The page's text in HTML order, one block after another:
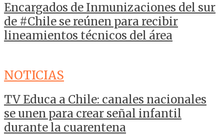
Encargados de Inmunizaciones del sur
de #Chile se reúnen para recibir
lineamientos técnicos del área
NOTICIAS
TV Educa a Chile: canales nacionales
se unen para crear señal infantil
durante la cuarentena